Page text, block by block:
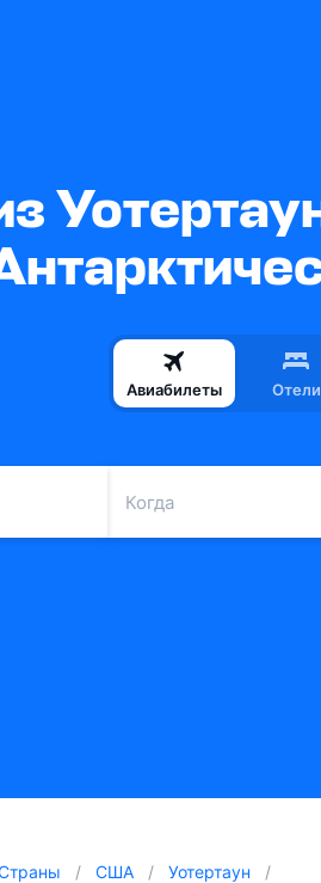
Авиабилеты Отели
Когда
США
Уотертаун